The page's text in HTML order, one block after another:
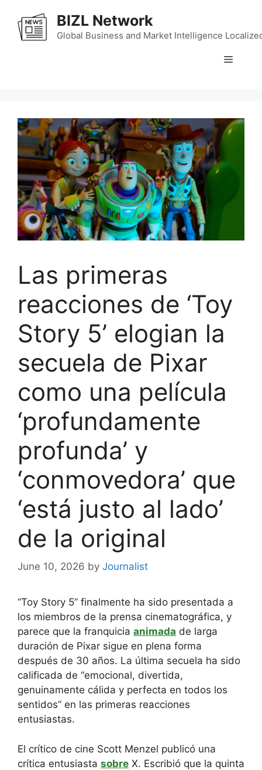
content
BIZL Network
Global Business and Market Intelligence
Menu
Las primeras
reacciones de ‘Toy
Story 5’ elogian la
secuela de Pixar
como una película
‘profundamente
profunda’ y
‘conmovedora’ que
‘está justo al lado’
de la original
June 10, 2026 by Journalist
“Toy Story 5” finalmente ha sido presentada a
los miembros de la prensa cinematográfica, y
parece que la franquicia animada de larga
duración de Pixar sigue en plena forma
después de 30 años. La última secuela ha sido
calificada de “emocional, divertida,
genuinamente cálida y perfecta en todos los
sentidos” en las primeras reacciones
entusiastas.
El crítico de cine Scott Menzel publicó una
crítica entusiasta sobre X. Escribió que la quinta